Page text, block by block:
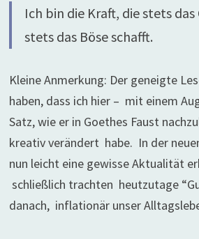
Ich bin die Kraft, die stets
stets das Böse schafft.
Kleine Anmerkung: Der geneigte
haben, dass ich hier – mit einem
Satz, wie er in Goethes Faust
kreativ verändert habe. In der
nun leicht eine gewisse Aktualität
schließlich trachten heutzutage
danach, inflationär unser